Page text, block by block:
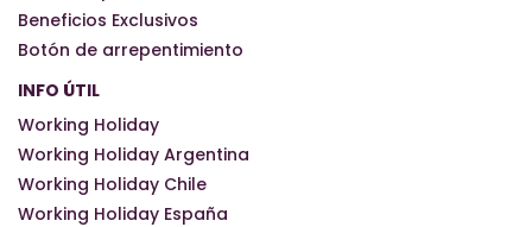
Beneficios Exclusivos
Botón de arrepentimiento
INFO ÚTIL
Working Holiday
Working Holiday Argentina
Working Holiday Chile
Working Holiday España